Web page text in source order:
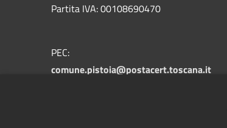
Partita IVA: 00108690470
PEC:
comune.pistoia@postacert.toscana.it